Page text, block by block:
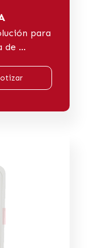
para
de ...